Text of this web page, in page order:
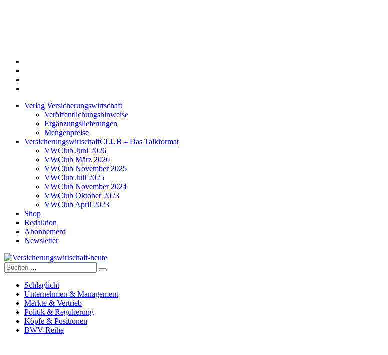
Verlag Versicherungswirtschaft
Veröffentlichungshinweise
Ergänzungslieferungen
Mengenpreise
VersicherungswirtschaftCLUB – Das Talkformat
VWClub Juni 2026
VWClub März 2026
VWClub November 2025
VWClub Juli 2025
VWClub November 2024
VWClub Oktober 2023
VWClub April 2023
Shop
Redaktion
Abonnement
Newsletter
Versicherungswirtschaft-heute
Suche
nach:
Schlaglicht
Unternehmen & Management
Märkte & Vertrieb
Politik & Regulierung
Köpfe & Positionen
BWV-Reihe